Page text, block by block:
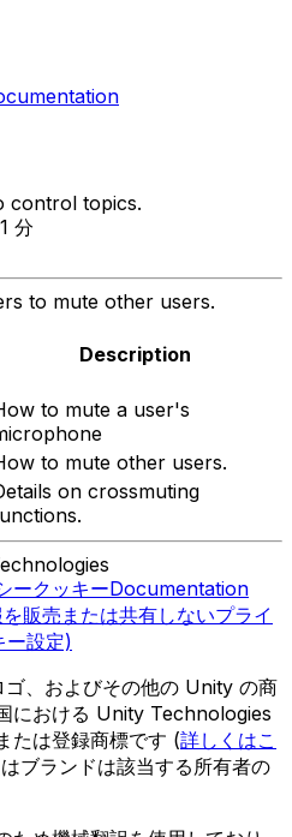
control topics.
分
to mute other users.
Description
to mute a user's
to mute other users.
on crossmuting
ークッキーDocumentation
販売または共有しないプライ
ー設定)
、およびその他の Unity の商
における Unity Technologies
たは登録商標です (詳しくはこ
ブランドは該当する所有者の